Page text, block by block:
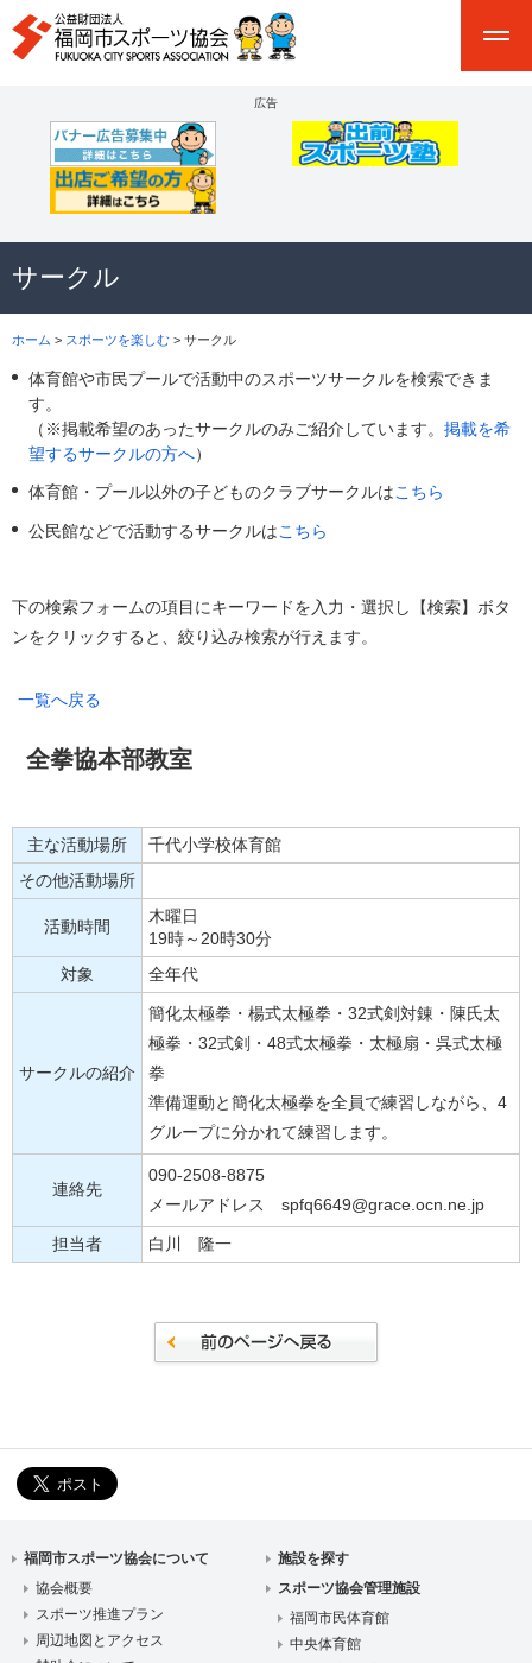
広告
サークル
ホーム > スポーツを楽しむ > サークル
体育館や市民プールで活動中のスポーツサークルを検索できま
す。
（※掲載希望のあったサークルのみご紹介しています。 掲載を希
望するサークルの方へ）
体育館・プール以外の子どものクラブサークルはこちら
公民館などで活動するサークルはこちら
下の検索フォームの項目にキーワードを入力・選択し【検索】ボタ
ンをクリックすると、絞り込み検索が行えます。
一覧へ戻る
全拳協本部教室
主な活動場所
千代小学校体育館
その他活動場所
活動時間
木曜日
19時～20時30分
対象
全年代
サークルの紹介
簡化太極拳・楊式太極拳・32式剣対錬・陳氏太
極拳・32式剣・48式太極拳・太極扇・呉式太極
拳
準備運動と簡化太極拳を全員で練習しながら、4
グループに分かれて練習します。
連絡先
090-2508-8875
メールアドレス spfq6649@grace.ocn.ne.jp
担当者 白川 隆一
福岡市スポーツ協会について
協会概要
スポーツ推進プラン
周辺地図とアクセス
施設を探す
スポーツ協会管理施設
福岡市民体育館
中央体育館